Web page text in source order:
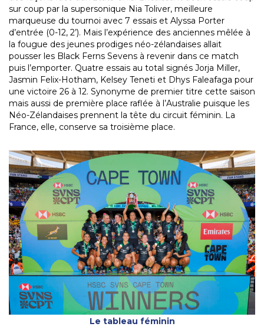
sur coup par la supersonique Nia Toliver, meilleure
marqueuse du tournoi avec 7 essais et Alyssa Porter
d’entrée (0-12, 2’). Mais l’expérience des anciennes mêlée à
la fougue des jeunes prodiges néo-zélandaises allait
pousser les Black Ferns Sevens à revenir dans ce match
puis l’emporter. Quatre essais au total signés Jorja Miller,
Jasmin Felix-Hotham, Kelsey Teneti et Dhys Faleafaga pour
une victoire 26 à 12. Synonyme de premier titre cette saison
mais aussi de première place raflée à l’Australie puisque les
Néo-Zélandaises prennent la tête du circuit féminin. La
France, elle, conserve sa troisième place.
Le tableau féminin